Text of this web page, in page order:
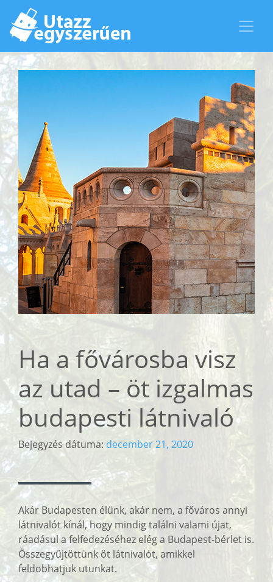
Ha a fővárosba visz
az utad – öt izgalmas
budapesti látnivaló
Bejegyzés dátuma: december 21, 2020
Akár Budapesten élünk, akár nem, a főváros annyi
látnivalót kínál, hogy mindig találni valami újat,
ráadásul a felfedezéséhez elég a Budapest-bérlet is.
Összegyűjtöttünk öt látnivalót, amikkel
feldobhatjuk utunkat.